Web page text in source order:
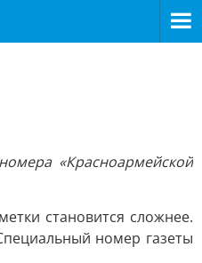
«Красноармейской
становится сложнее.
номер газеты